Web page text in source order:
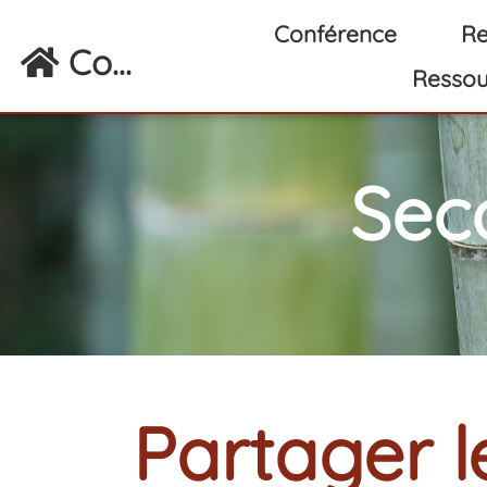
Aller au contenu principal
Co...
Conférence
Partager